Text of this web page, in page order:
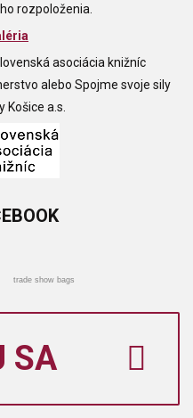
rozpoloženia.
asociácia knižníc
alebo Spojme svoje sily
Košice a.s.
trade show bags
SA